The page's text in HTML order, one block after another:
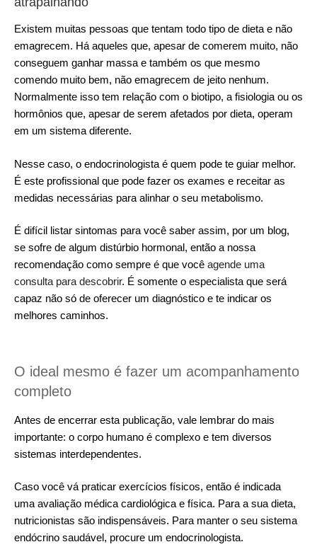
Existem muitas pessoas que tentam todo tipo de dieta e não
emagrecem. Há aqueles que, apesar de comerem muito, não
conseguem ganhar massa e também os que mesmo
comendo muito bem, não emagrecem de jeito nenhum.
Normalmente isso tem relação com o biotipo, a fisiologia ou os
hormônios que, apesar de serem afetados por dieta, operam
em um sistema diferente.
Nesse caso, o endocrinologista é quem pode te guiar melhor.
É este profissional que pode fazer os exames e receitar as
medidas necessárias para alinhar o seu metabolismo.
É difícil listar sintomas para você saber assim, por um blog,
se sofre de algum distúrbio hormonal, então a nossa
recomendação como sempre é que você agende uma
consulta para descobrir. É somente o especialista que será
capaz não só de oferecer um diagnóstico e te indicar os
melhores caminhos.
O ideal mesmo é fazer um acompanhamento
completo
Antes de encerrar esta publicação, vale lembrar do mais
importante: o corpo humano é complexo e tem diversos
sistemas interdependentes.
Caso você vá praticar exercícios físicos, então é indicada
uma avaliação médica cardiológica e física. Para a sua dieta,
nutricionistas são indispensáveis. Para manter o seu sistema
endócrino saudável, procure um endocrinologista.